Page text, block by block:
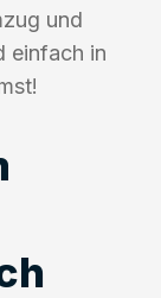
und
einfach in